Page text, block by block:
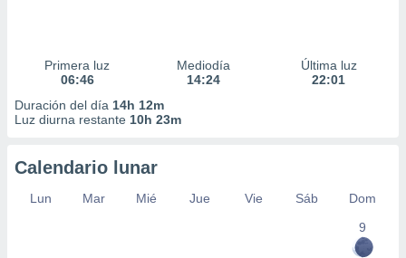
Primera luz
06:46
Mediodía
14:24
Última luz
22:01
Duración del día 14h 12m
Luz diurna restante 10h 23m
Calendario lunar
Lun Mar Mié Jue Vie Sáb
Dom
9